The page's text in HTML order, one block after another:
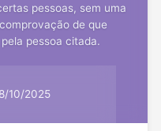
pessoas, sem uma
de que
pessoa citada.
10/2025